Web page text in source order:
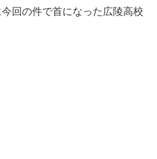
回の件で首になった広陵高校